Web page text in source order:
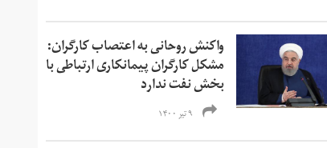
واکنش روحانی به اعتصاب کارگران:
مشکل کارگران پیمانکاری ارتباطی با
بخش نفت ندارد
۹ تیر ۱۴۰۰